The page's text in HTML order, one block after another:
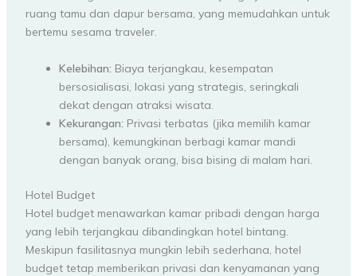
ruang tamu dan dapur bersama, yang memudahkan untuk
bertemu sesama traveler.
Kelebihan: Biaya terjangkau, kesempatan
bersosialisasi, lokasi yang strategis, seringkali
dekat dengan atraksi wisata.
Kekurangan: Privasi terbatas (jika memilih kamar
bersama), kemungkinan berbagi kamar mandi
dengan banyak orang, bisa bising di malam hari.
Hotel Budget
Hotel budget menawarkan kamar pribadi dengan harga
yang lebih terjangkau dibandingkan hotel bintang.
Meskipun fasilitasnya mungkin lebih sederhana, hotel
budget tetap memberikan privasi dan kenyamanan yang